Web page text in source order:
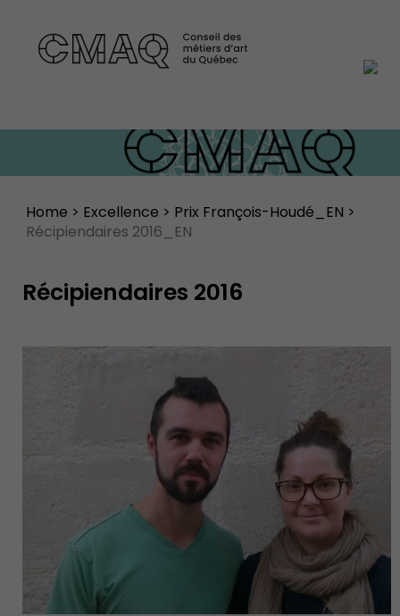
Home > Excellence > Prix François-Houdé_EN >
Récipiendaires 2016_EN
Récipiendaires 2016